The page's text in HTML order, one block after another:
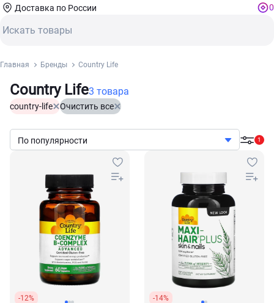
Доставка по России 0
Главная Бренды Country Life
Country Life3 товара
country-life Очистить все
По популярности 1
-12%
-14%